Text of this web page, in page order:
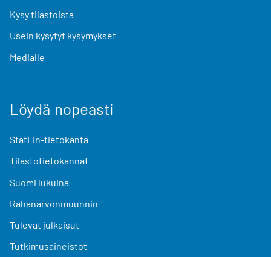
Kysy tilastoista
Usein kysytyt kysymykset
Medialle
Löydä nopeasti
StatFin-tietokanta
Tilastotietokannat
Suomi lukuina
Rahanarvonmuunnin
Tulevat julkaisut
Tutkimusaineistot